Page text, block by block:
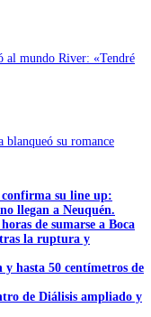
al mundo River: «Tendré
blanqueó su romance
confirma su line up:
llegan a Neuquén.
de sumarse a Boca
la ruptura y
y hasta 50 centímetros de
de Diálisis ampliado y